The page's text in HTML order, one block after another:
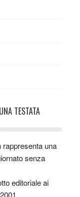
TESTATA
una
senza
editoriale ai